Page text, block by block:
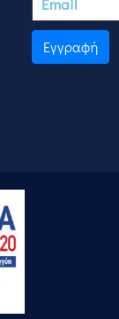
Εγγραφή